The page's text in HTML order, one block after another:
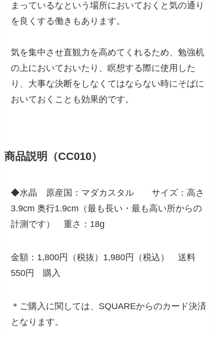
まっているなという場所においておくと気の通り
を良くする働きもあります。
気を集中させ直観力を高めてくれるため、勉強机
の上においておいたり、瞑想する際に使用した
り、大事な決断をしなくてはならない時にそばに
おいておくことも効果的です。
商品説明（CC010）
◆水晶 原産国：マダカスタル サイズ：高さ
3.9cm 奥行1.9cm（最も長い・最も高い所からの
計測です） 重さ：18g
金額：1,800円（税抜）1,980円（税込） 送料
550円 購入
＊ご購入に関しては、SQUAREからのカード決済
となります。